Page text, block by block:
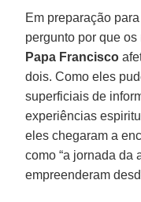
Em preparação
pergunto por que
Papa Francisco
dois. Como eles
superficiais de
experiências
eles chegaram a
como “a jornada da
empreenderam